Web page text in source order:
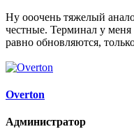
Ну ооочень тяжелый
честные. Терминал у
равно обновляются,
Overton
Администратор